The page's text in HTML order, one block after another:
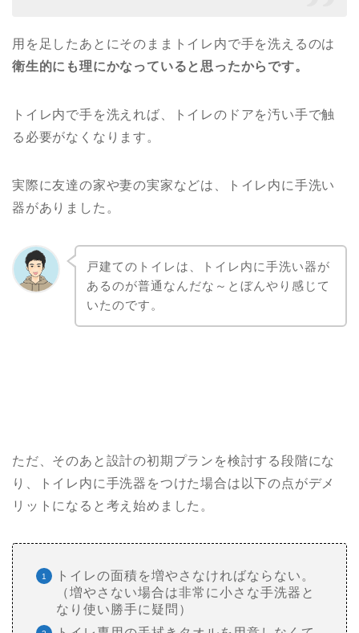
用を足したあとにそのままトイレ内で手を洗えるのは
衛生的にも理にかなっていると思ったからです。
トイレ内で手を洗えれば、トイレのドアを汚い手で触
る必要がなくなります。
実際に友達の家や妻の実家などは、トイレ内に手洗い
器がありました。
戸建てのトイレは、トイレ内に手洗い器が
あるのが普通なんだな～とぼんやり感じて
いたのです。
ただ、そのあと設計の初期プランを検討する段階にな
り、トイレ内に手洗器をつけた場合は以下の点がデメ
リットになると考え始めました。
トイレの面積を増やさなければならない。
（増やさない場合は非常に小さな手洗器と
なり使い勝手に疑問）